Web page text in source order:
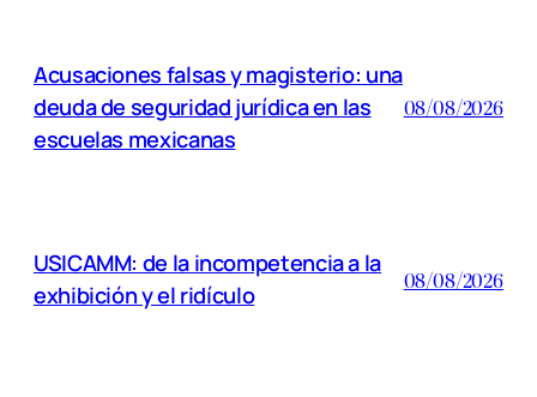
Acusaciones falsas y magisterio: una
deuda de seguridad jurídica en las
escuelas mexicanas
08/08/2026
USICAMM: de la incompetencia a la
exhibición y el ridículo
08/08/2026